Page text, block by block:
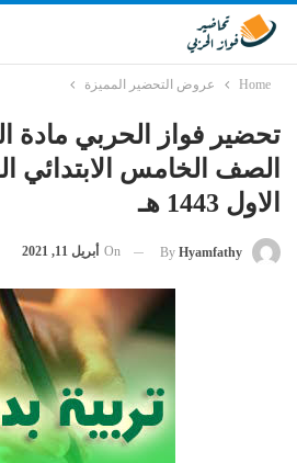
Home عروض التحضير المميزة
تحضير فواز الحربي مادة
الصف الخامس الابتدائي
الاول 1443 هـ
By Hyamfathy
On أبريل 11, 2021